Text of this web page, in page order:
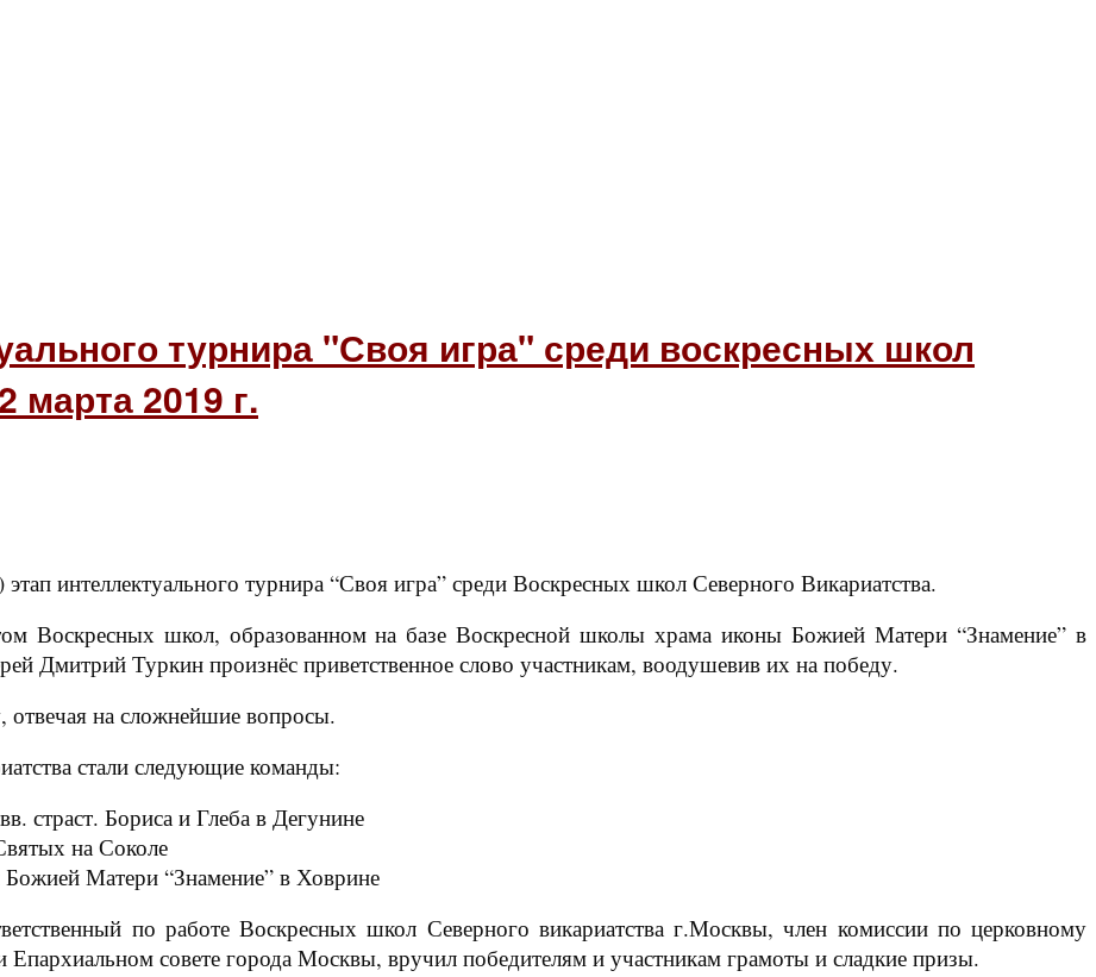
турнира "Своя игра" среди воскресных школ
марта 2019 г.
интеллектуального турнира “Своя игра” среди Воскресных школ Северного Викариатства.
Воскресных школ, образованном на базе Воскресной школы храма иконы Божией Матери “Знамение” в
Дмитрий Туркин произнёс приветственное слово участникам, воодушевив их на победу.
отвечая на сложнейшие вопросы.
стали следующие команды:
страст. Бориса и Глеба в Дегунине
на Соколе
Матери “Знамение” в Ховрине
по работе Воскресных школ Северного викариатства г.Москвы, член комиссии по церковному
совете города Москвы, вручил победителям и участникам грамоты и сладкие призы.